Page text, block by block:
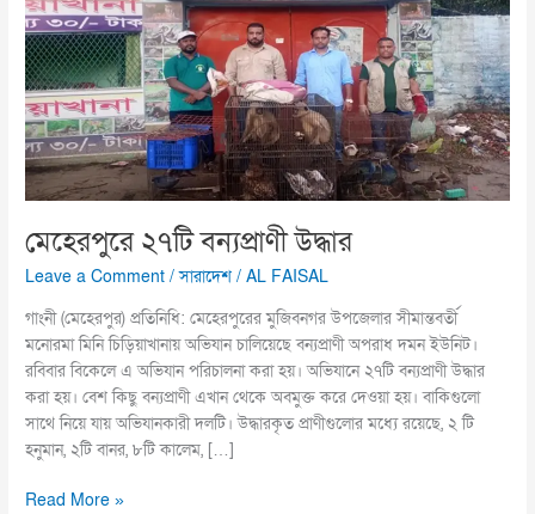
মেহেরপুরে ২৭টি বন্যপ্রাণী উদ্ধার
Leave a Comment /সারাদেশ /AL FAISAL
গাংনী (মেহেরপুর) প্রতিনিধি: মেহেরপুরের মুজিবনগর উপজেলার সীমান্তবর্তী
মনোরমা মিনি চিড়িয়াখানায় অভিযান চালিয়েছে বন্যপ্রাণী অপরাধ দমন ইউনিট।
রবিবার বিকেলে এ অভিযান পরিচালনা করা হয়। অভিযানে ২৭টি বন্যপ্রাণী উদ্ধার
করা হয়। বেশ কিছু বন্যপ্রাণী এখান থেকে অবমুক্ত করে দেওয়া হয়। বাকিগুলো
সাথে নিয়ে যায় অভিযানকারী দলটি। উদ্ধারকৃত প্রাণীগুলোর মধ্যে রয়েছে, ২ টি
হনুমান, ২টি বানর, ৮টি কালেম, […]
Read More »